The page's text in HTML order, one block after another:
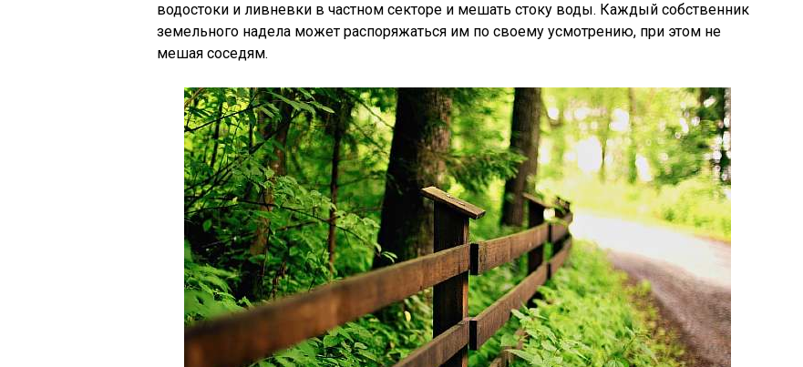
водостоки и ливневки в частном секторе и мешать стоку воды. Каждый собственник
земельного надела может распоряжаться им по своему усмотрению, при этом не
мешая соседям.